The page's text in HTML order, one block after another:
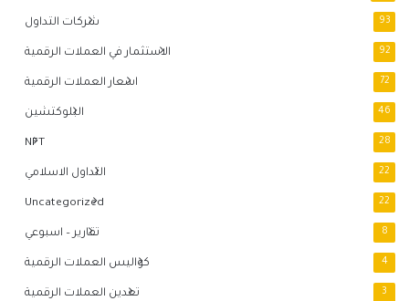
شركات التداول 93
الاستثمار في العملات الرقمية 92
اسعار العملات الرقمية 72
البلوكتشين 46
NFT 28
التداول الاسلامي 22
Uncategorized 22
تقارير – اسبوعي 8
كواليس العملات الرقمية 4
تعدين العملات الرقمية 3